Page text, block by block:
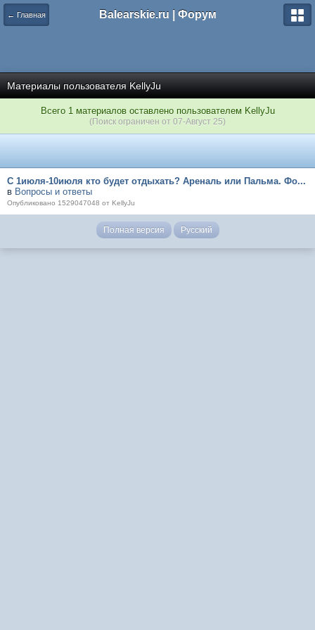
← Главная Balearskie.ru | Форум
Материалы пользователя KellyJu
Всего 1 материалов оставлено пользователем KellyJu
(Поиск ограничен от 07-Август 25)
С 1июля-10июля кто будет отдыхать? Ареналь или Пальма. Фо...
в Вопросы и ответы
Опубликовано 1529047048 от KellyJu
Полная версия Русский